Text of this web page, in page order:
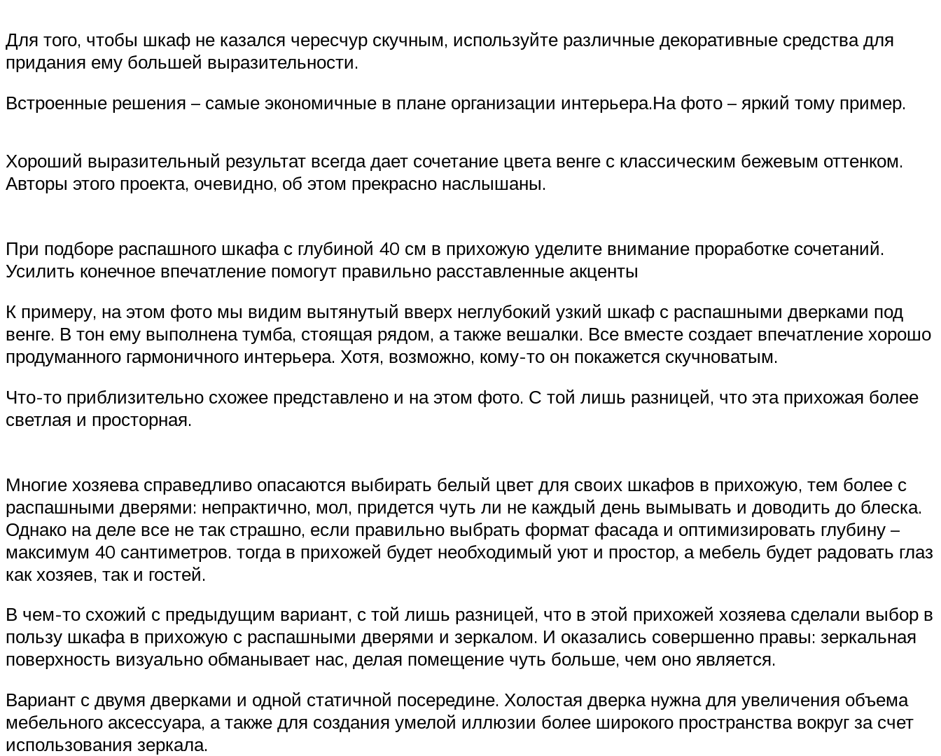
Для того, чтобы шкаф не казался чересчур скучным, используйте различные декоративные средства для
придания ему большей выразительности.
Встроенные решения – самые экономичные в плане организации интерьера.На фото – яркий тому пример.
Хороший выразительный результат всегда дает сочетание цвета венге с классическим бежевым оттенком.
Авторы этого проекта, очевидно, об этом прекрасно наслышаны.
При подборе распашного шкафа с глубиной 40 см в прихожую уделите внимание проработке сочетаний.
Усилить конечное впечатление помогут правильно расставленные акценты
К примеру, на этом фото мы видим вытянутый вверх неглубокий узкий шкаф с распашными дверками под
венге. В тон ему выполнена тумба, стоящая рядом, а также вешалки. Все вместе создает впечатление хорошо
продуманного гармоничного интерьера. Хотя, возможно, кому-то он покажется скучноватым.
Что-то приблизительно схожее представлено и на этом фото. С той лишь разницей, что эта прихожая более
светлая и просторная.
Многие хозяева справедливо опасаются выбирать белый цвет для своих шкафов в прихожую, тем более с
распашными дверями: непрактично, мол, придется чуть ли не каждый день вымывать и доводить до блеска.
Однако на деле все не так страшно, если правильно выбрать формат фасада и оптимизировать глубину –
максимум 40 сантиметров. тогда в прихожей будет необходимый уют и простор, а мебель будет радовать глаз
как хозяев, так и гостей.
В чем-то схожий с предыдущим вариант, с той лишь разницей, что в этой прихожей хозяева сделали выбор в
пользу шкафа в прихожую с распашными дверями и зеркалом. И оказались совершенно правы: зеркальная
поверхность визуально обманывает нас, делая помещение чуть больше, чем оно является.
Вариант с двумя дверками и одной статичной посередине. Холостая дверка нужна для увеличения объема
мебельного аксессуара, а также для создания умелой иллюзии более широкого пространства вокруг за счет
использования зеркала.